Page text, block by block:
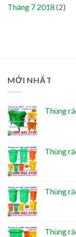
Tháng 7 2018 (2)
MỚI NHẤT
Thùng
Thùng
Thùng
Thùng